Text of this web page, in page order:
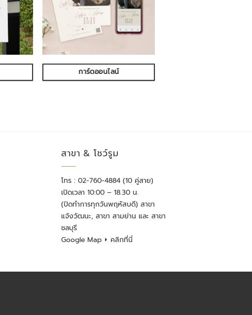
การ์ดออนไลน์
สาขา & โชว์รูม
โทร : 02-760-4884 (10 คู่สาย)
เปิดเวลา 10:00 – 18.30 น.
(ปิดทำการทุกวันพฤหัสบดี) สาขา
แจ้งวัฒนะ, สาขา สามย่าน และ สาขา
ชลบุรี
Google Map ⏵ คลิกที่นี่